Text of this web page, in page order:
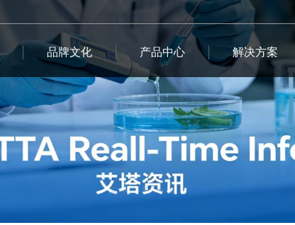
品牌文化 产品中心 解决方案